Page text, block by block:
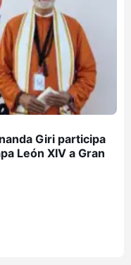
Giri participa
León XIV a Gran